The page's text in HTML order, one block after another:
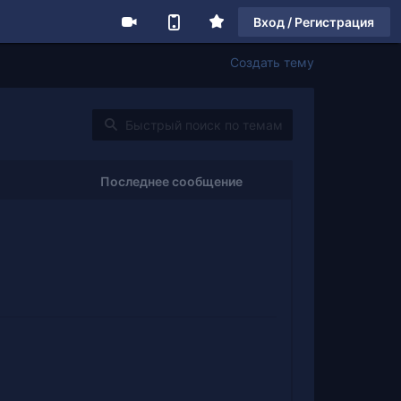
Вход / Регистрация
Создать тему
Последнее сообщение